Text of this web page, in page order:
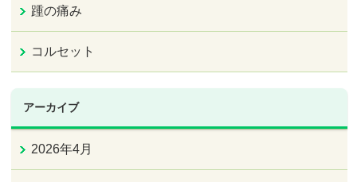
踵の痛み
コルセット
アーカイブ
2026年4月